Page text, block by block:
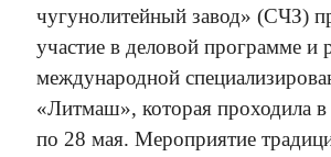
чугунолитейный завод» (СЧЗ)
участие в деловой программе и
международной
«Литмаш», которая проходила
по 28 мая. Мероприятие